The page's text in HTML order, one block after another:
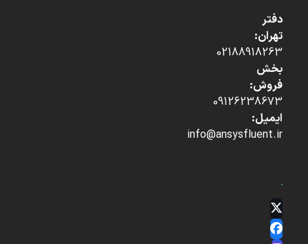
دفتر
تهران:
02188918263
بخش
فروش:
09126238673
ایمیل:
info@ansysfluent.ir
Twitter
(deprecated)
Facebook